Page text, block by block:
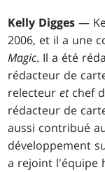
Kelly Digges —
2006, et il a une
Magic. Il a été
rédacteur de
relecteuretchef
rédacteur de
aussi contribué
développement
a rejoint l'équipe